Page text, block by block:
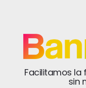
Facilitamos la
sin